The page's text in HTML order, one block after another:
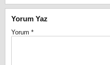
Yorum Yaz
Yorum *